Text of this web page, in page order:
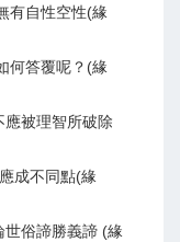
有自性空性(緣
何答覆呢？(緣
被理智所破除
成不同點(緣
俗諦勝義諦 (緣